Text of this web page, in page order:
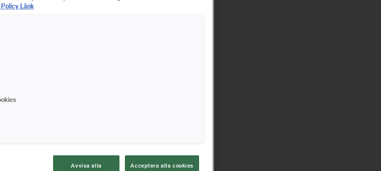
Länk
Avvisa alla Acceptera alla cookies